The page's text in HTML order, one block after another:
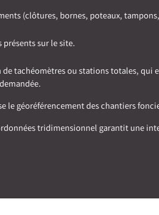
(clôtures, bornes, poteaux,
sur le site.
de tachéomètres ou stations totales,
le géoréférencement des chantiers
tridimensionnel garantit une